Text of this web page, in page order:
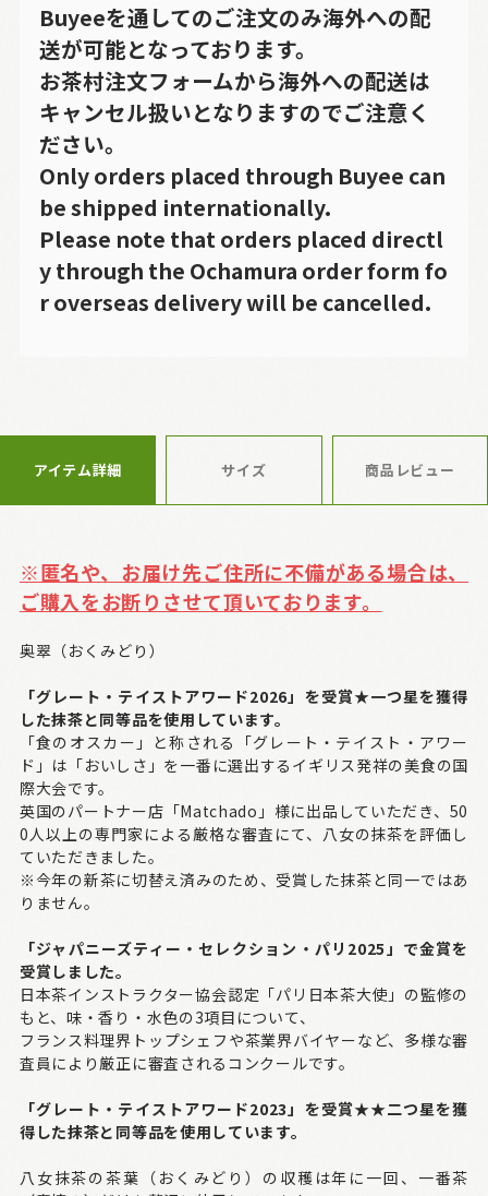
Buyeeを通してのご注文のみ海外への配
送が可能となっております。
お茶村注文フォームから海外への配送は
キャンセル扱いとなりますのでご注意く
ださい。
Only orders placed through Buyee can
be shipped internationally.
Please note that orders placed directl
y through the Ochamura order form fo
r overseas delivery will be cancelled.
アイテム詳細 サイズ 商品レビュー
※匿名や、お届け先ご住所に不備がある場合は、
ご購入をお断りさせて頂いております。
奥翠（おくみどり）
「グレート・テイストアワード2026」を受賞★一つ星を獲得
した抹茶と同等品を使用しています。
「食のオスカー」と称される「グレート・テイスト・アワー
ド」は「おいしさ」を一番に選出するイギリス発祥の美食の国
際大会です。
英国のパートナー店「Matchado」様に出品していただき、50
0人以上の専門家による厳格な審査にて、八女の抹茶を評価し
ていただきました。
※今年の新茶に切替え済みのため、受賞した抹茶と同一ではあ
りません。
「ジャパニーズティー・セレクション・パリ2025」で金賞を
受賞しました。
日本茶インストラクター協会認定「パリ日本茶大使」の監修の
もと、味・香り・水色の3項目について、
フランス料理界トップシェフや茶業界バイヤーなど、多様な審
査員により厳正に審査されるコンクールです。
「グレート・テイストアワード2023」を受賞★★二つ星を獲
得した抹茶と同等品を使用しています。
八女抹茶の茶葉（おくみどり）の収穫は年に一回、一番茶